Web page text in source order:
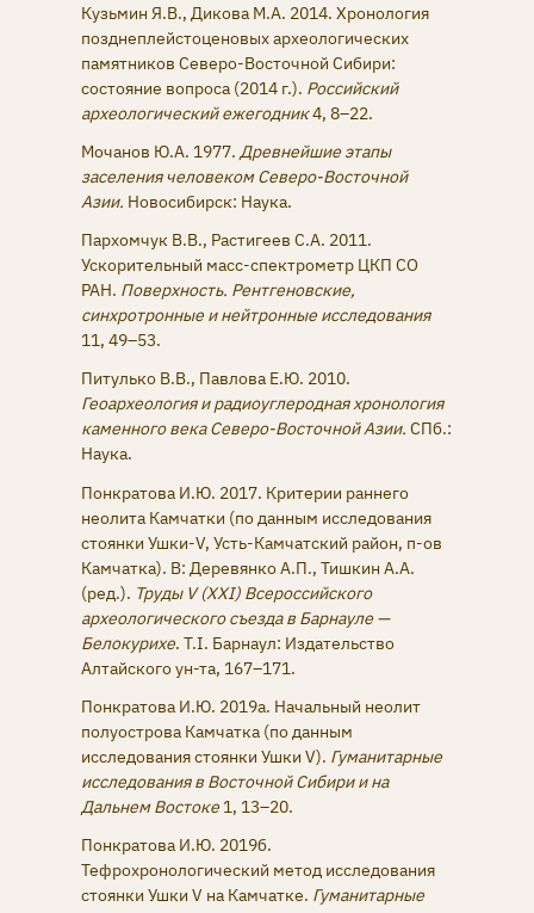
Кузьмин Я.В., Дикова М.А. 2014. Хронология
позднеплейстоценовых археологических
памятников Северо-Восточной Сибири:
состояние вопроса (2014 г.). Российский
археологический ежегодник4, 8–22.
Мочанов Ю.А. 1977. Древнейшие этапы
заселения человеком Северо-Восточной
Азии. Новосибирск: Наука.
Пархомчук В.В., Растигеев С.А. 2011.
Ускорительный масс-спектрометр ЦКП СО
РАН. Поверхность. Рентгеновские,
синхротронные и нейтронные исследования
11, 49–53.
Питулько В.В., Павлова Е.Ю. 2010.
Геоархеология и радиоуглеродная хронология
каменного века Северо-Восточной Азии. СПб.:
Наука.
Понкратова И.Ю. 2017. Критерии раннего
неолита Камчатки (по данным исследования
стоянки Ушки-V, Усть-Камчатcкий район, п-ов
Камчатка). В: Деревянко А.П., Тишкин А.А.
(ред.). Труды V (XXI) Всероссийского
археологического съезда в Барнауле —
Белокурихе. Т.I. Барнаул: Издательство
Алтайского ун-та, 167–171.
Понкратова И.Ю. 2019а. Начальный неолит
полуострова Камчатка (по данным
исследования стоянки Ушки V). Гуманитарные
исследования в Восточной Сибири и на
Дальнем Востоке 1, 13–20.
Понкратова И.Ю. 2019б.
Тефрохронологический метод исследования
стоянки Ушки V на Камчатке. Гуманитарные